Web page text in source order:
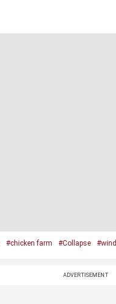
#chicken farm #Collapse #wind
ADVERTISEMENT